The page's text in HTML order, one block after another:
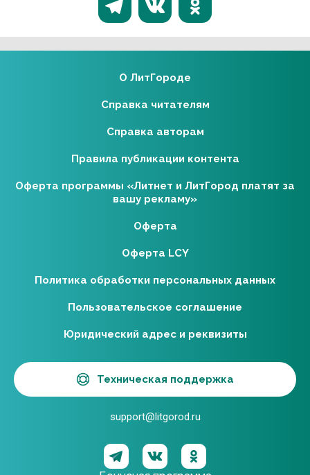
О ЛитГороде
Справка читателям
Справка авторам
Правила публикации контента
Оферта программы «Литнет и ЛитГород платят за
вашу рекламу»
Оферта
Оферта LCY
Политика обработки персональных данных
Пользовательское соглашение
Юридический адрес и реквизиты
Техническая поддержка
support@litgorod.ru